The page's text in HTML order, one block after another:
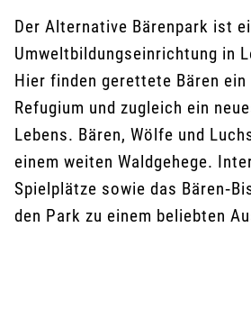
Veranstaltungen – die Stadt
Ziel für Gäste, die Erholung,
Gastfreundschaft suchen.
Der Alternative Bärenpark ist
Umweltbildungseinrichtung in
Hier finden gerettete Bären
Refugium und zugleich ein
Lebens. Bären, Wölfe und
einem weiten Waldgehege.
Spielplätze sowie das
den Park zu einem beliebten